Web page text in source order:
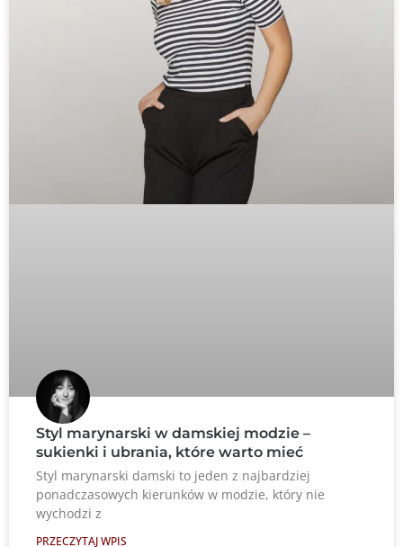
Styl marynarski w damskiej modzie –
sukienki i ubrania, które warto mieć
Styl marynarski damski to jeden z najbardziej
ponadczasowych kierunków w modzie, który nie
wychodzi z
PRZECZYTAJ WPIS